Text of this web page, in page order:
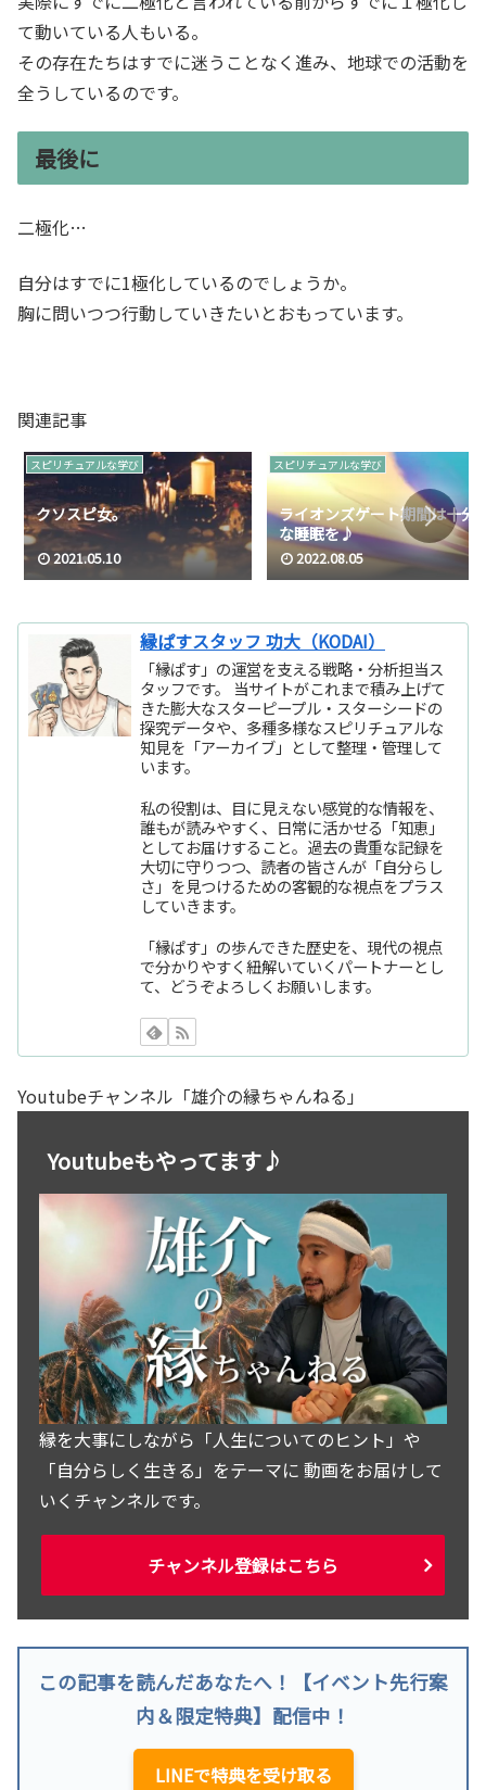
て動いている人もいる。
その存在たちはすでに迷うことなく進み、地球での活動を
全うしているのです。
最後に
二極化…
自分はすでに1極化しているのでしょうか。
胸に問いつつ行動していきたいとおもっています。
関連記事
スピリチュアルな学び
クソスピ女。
2021.05.10
スピリチュアルな学び
ライオンズゲート期間は十分
な睡眠を♪
2022.08.05
縁ぱすスタッフ 功大（KODAI）
「縁ぱす」の運営を支える戦略・分析担当ス
タッフです。 当サイトがこれまで積み上げて
きた膨大なスターピープル・スターシードの
探究データや、多種多様なスピリチュアルな
知見を「アーカイブ」として整理・管理して
います。
私の役割は、目に見えない感覚的な情報を、
誰もが読みやすく、日常に活かせる「知恵」
としてお届けすること。過去の貴重な記録を
大切に守りつつ、読者の皆さんが「自分らし
さ」を見つけるための客観的な視点をプラス
していきます。
「縁ぱす」の歩んできた歴史を、現代の視点
で分かりやすく紐解いていくパートナーとし
て、どうぞよろしくお願いします。
Youtubeチャンネル「雄介の縁ちゃんねる」
Youtubeもやってます♪
縁を大事にしながら「人生についてのヒント」や
「自分らしく生きる」をテーマに 動画をお届けして
いくチャンネルです。
チャンネル登録はこちら
この記事を読んだあなたへ！【イベント先行案
内＆限定特典】配信中！
LINEで特典を受け取る